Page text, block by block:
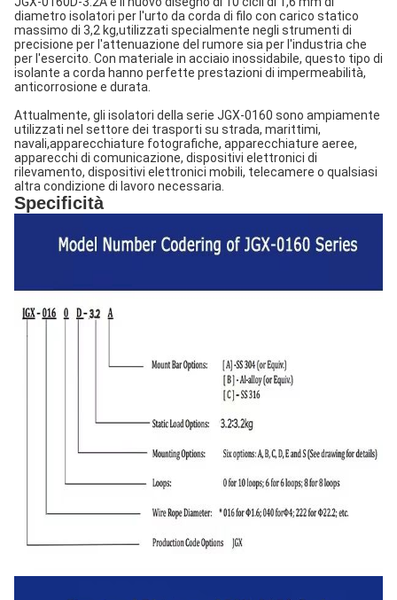
diametro isolatori per l'urto da corda di filo con carico statico
massimo di 3,2 kg,utilizzati specialmente negli strumenti di
precisione per l'attenuazione del rumore sia per l'industria che
per l'esercito. Con materiale in acciaio inossidabile, questo tipo di
isolante a corda hanno perfette prestazioni di impermeabilità,
anticorrosione e durata.
Attualmente, gli isolatori della serie JGX-0160 sono ampiamente
utilizzati nel settore dei trasporti su strada, marittimi,
navali,apparecchiature fotografiche, apparecchiature aeree,
apparecchi di comunicazione, dispositivi elettronici di
rilevamento, dispositivi elettronici mobili, telecamere o qualsiasi
altra condizione di lavoro necessaria.
Specificità